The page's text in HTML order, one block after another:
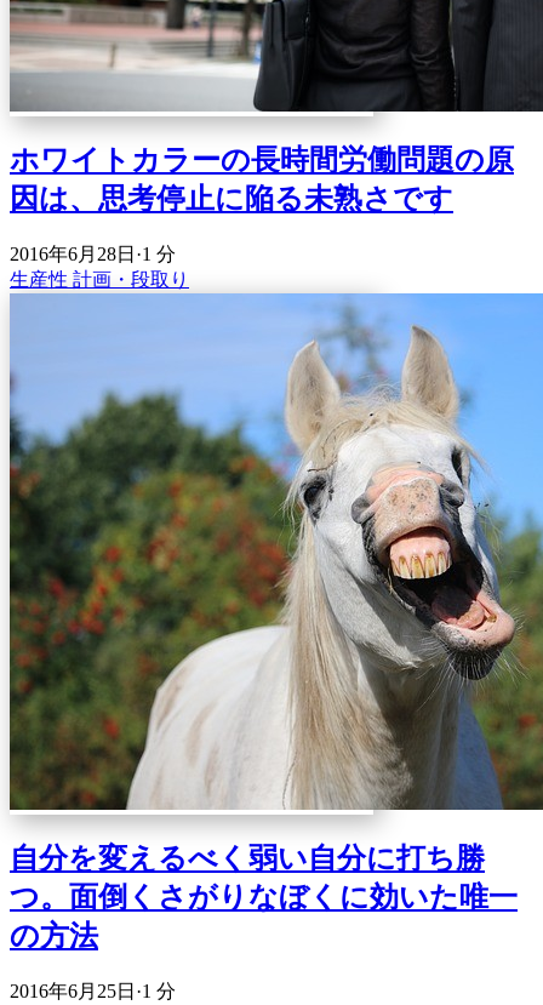
ホワイトカラーの長時間労働問題の原
因は、思考停止に陥る未熟さです
2016年6月28日 ·1 分
生産性 計画・段取り
自分を変えるべく弱い自分に打ち勝
つ。面倒くさがりなぼくに効いた唯一
の方法
2016年6月25日 ·1 分